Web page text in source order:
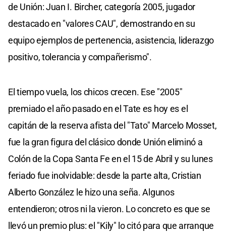
de Unión: Juan I. Bircher, categoría 2005, jugador
destacado en "valores CAU", demostrando en su
equipo ejemplos de pertenencia, asistencia, liderazgo
positivo, tolerancia y compañerismo".
El tiempo vuela, los chicos crecen. Ese "2005"
premiado el año pasado en el Tate es hoy es el
capitán de la reserva afista del "Tato" Marcelo Mosset,
fue la gran figura del clásico donde Unión eliminó a
Colón de la Copa Santa Fe en el 15 de Abril y su lunes
feriado fue inolvidable: desde la parte alta, Cristian
Alberto González le hizo una seña. Algunos
entendieron; otros ni la vieron. Lo concreto es que se
llevó un premio plus: el "Kily" lo citó para que arranque